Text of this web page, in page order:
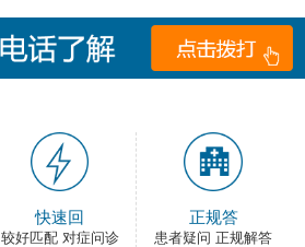
快速回
较好匹配 对症问诊
正规答
患者疑问 正规解答